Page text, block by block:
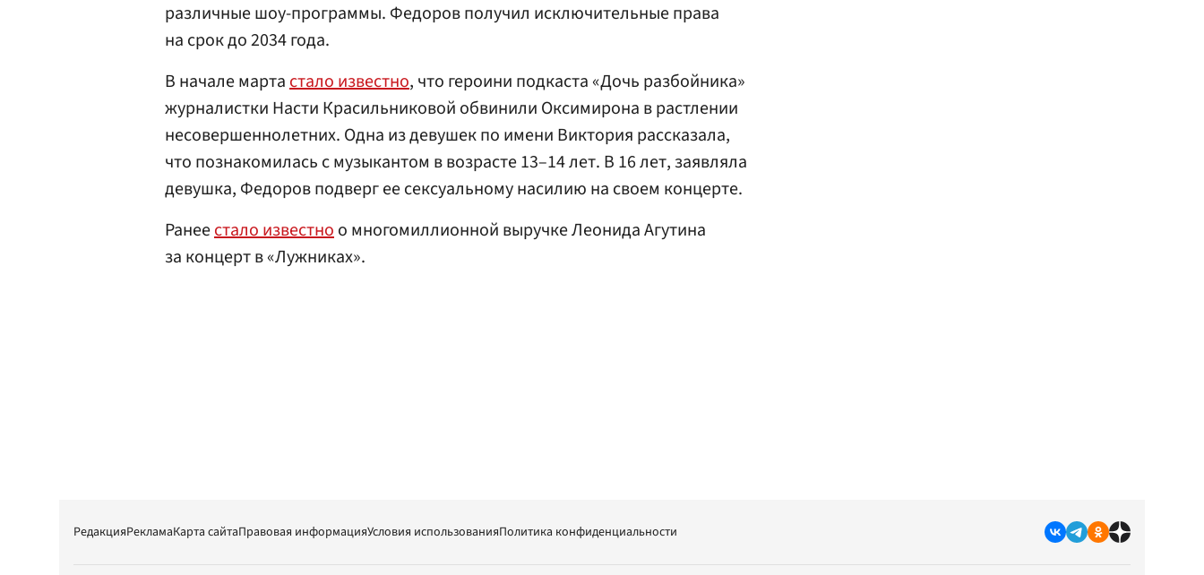
различные шоу-программы. Федоров получил исключительные права
на срок до 2034 года.
В начале мартастало известно, что героини подкаста «Дочь разбойника»
журналистки Насти Красильниковой обвинили Оксимирона в растлении
несовершеннолетних. Одна из девушек по имени Виктория рассказала,
что познакомилась с музыкантом в возрасте 13–14 лет. В 16 лет, заявляла
девушка, Федоров подверг ее сексуальному насилию на своем концерте.
Ранеестало известноо многомиллионной выручке Леонида Агутина
за концерт в «Лужниках».
РедакцияРекламаКарта сайтаПравовая информацияУсловия использованияПолитика конфиденциальности